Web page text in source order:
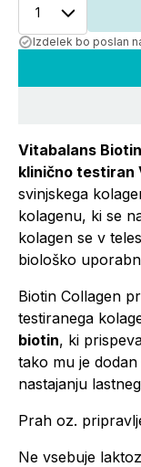
Vitabalans
klinično testiran
svinjskega
kolagenu, ki se
kolagen se v
biološko
Biotin Collagen
testiranega
biotin, ki
tako mu je dodan
nastajanju
Prah oz.
Ne vsebuje
1
Izdelek bo poslan